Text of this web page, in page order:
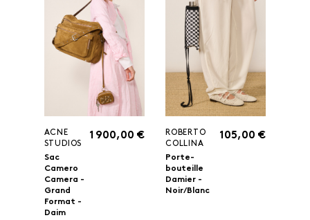
ACNE
STUDIOS
Sac
Camero
Camera -
Grand
Format -
Daim
1 900,00 €
ROBERTO
COLLINA
Porte-
bouteille
Damier -
Noir/Blanc
105,00 €